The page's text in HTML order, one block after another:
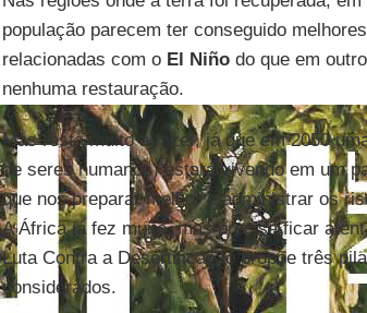
população parecem ter conseguido
relacionadas com o El Niñodo que em
nenhuma restauração.
Mas resta muito a fazer, já que em 2050
de seres humanos) estará vivendo em um
que nos preparar melhor e administrar os
A África já fez muito, mas precisa ficar
Luta Contra a Desertificação propõe três
considerados.